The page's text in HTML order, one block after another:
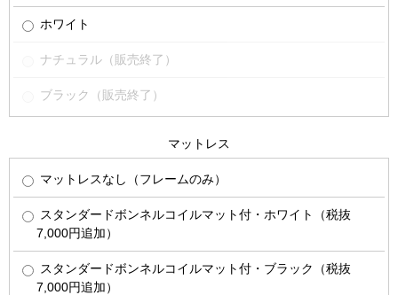
ホワイト
ナチュラル（販売終了）
ブラック（販売終了）
マットレス
マットレスなし（フレームのみ）
スタンダードボンネルコイルマット付・ホワイト（税抜
7,000円追加）
スタンダードボンネルコイルマット付・ブラック（税抜
7,000円追加）